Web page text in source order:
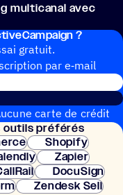
multi­ca­nal avec
?
gratuit.
par e‑mail
carte de crédit
outils préférés
Shopify
Zapier
DocuSign
Zendesk Sell